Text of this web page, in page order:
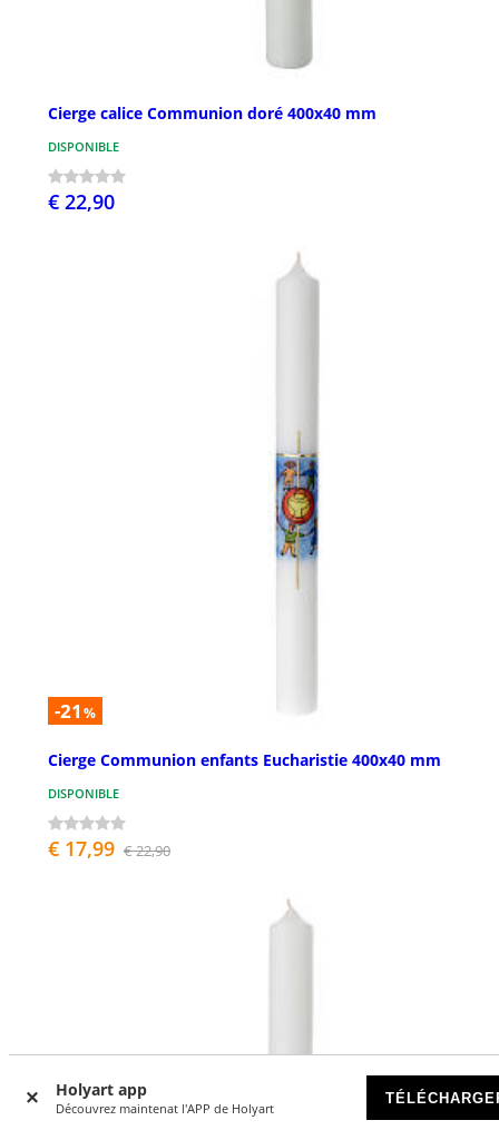
Holyart app
Découvrez maintenat l'APP de Holyart
Cierge calice Communion doré 400x40 mm
DISPONIBLE
€ 22,90
-21 %
Cierge Communion enfants Eucharistie 400x40 mm
DISPONIBLE
€ 17,99 € 22,90